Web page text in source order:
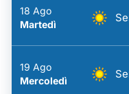
18 Ago
Martedì
19 Ago
Mercoledì